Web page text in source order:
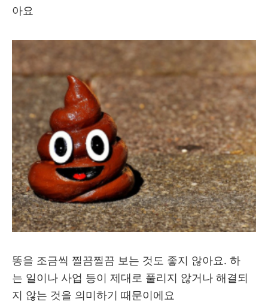
아요
똥을 조금씩 찔끔찔끔 보는 것도 좋지 않아요. 하
는 일이나 사업 등이 제대로 풀리지 않거나 해결되
지 않는 것을 의미하기 때문이에요